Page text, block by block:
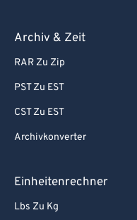
Archiv & Zeit
RAR Zu Zip
PST Zu EST
CST Zu EST
Archivkonverter
Einheitenrechner
Lbs Zu Kg